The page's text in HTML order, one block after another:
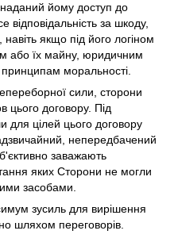
йому доступ до
відповідальність за шкоду,
якщо під його логіном
або їх майну, юридичним
моральності.
сили, сторони
цього договору. Під
для цілей цього договору
непередбачений
заважають
яких Сторони не могли
засобами.
зусиль для вирішення
шляхом переговорів.